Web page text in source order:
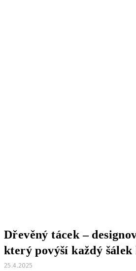
Dřevěný tácek –
který povýší každý šálek
25.4.2025